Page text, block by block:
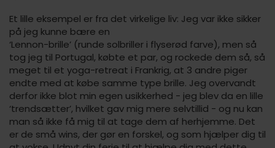
Et lille eksempel er fra det virkelige liv: Jeg var ikke sikker
på jeg kunne bære en
‘Lennon-brille’ (runde solbriller i flyserød farve), men så
tog jeg til Portugal, købte et par, og rockede dem så, så
meget til et yoga-retreat i Frankrig, at 3 andre piger
endte med at købe samme type brille. Jeg overvandt
derfor ikke blot min egen usikkerhed - jeg blev da en lille
‘trendsætter’, hvilket gav mig mere selvtillid - og nu kan
man så ikke få mig til at tage dem af herhjemme. Det
er de små wins, der gør en forskel, og som hjælper dig til